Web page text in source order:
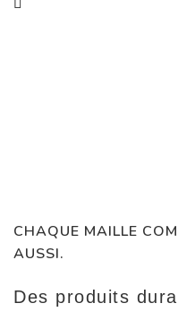
CHAQUE MAILLE
AUSSI.
Des produits